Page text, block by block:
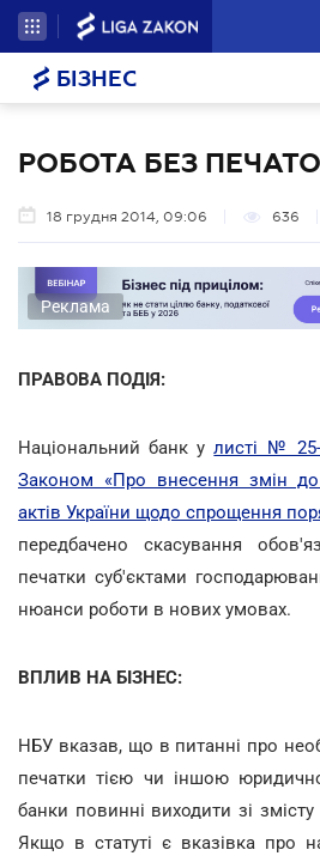
БІЗНЕС
РОБОТА БЕЗ
18 грудня 2014, 09:06 636
Реклама
ПРАВОВА ПОДІЯ:
Національний банк улисті №
Законом «Про внесення змін
актів України щодо спрощення
передбачено скасування
печатки суб'єктами
нюанси роботи в нових умовах.
ВПЛИВ НА БІЗНЕС:
НБУ вказав, що в питанні про
печатки тією чи іншою
банки повинні виходити зі
Якщо в статуті є вказівка про